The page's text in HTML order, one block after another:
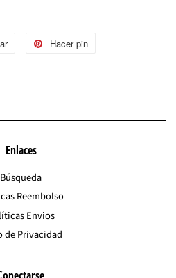
Tuitear
Hacer pin
Enlaces
Búsqueda
Reembolso
Envios
de Privacidad